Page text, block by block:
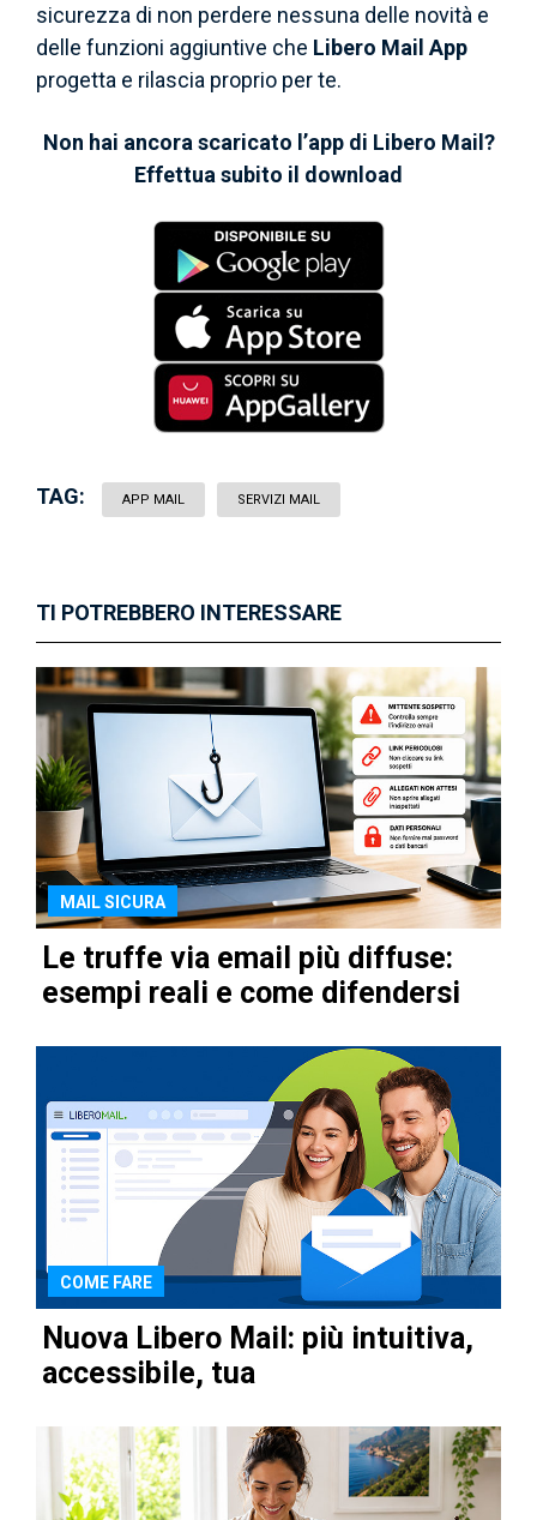
sicurezza di non perdere nessuna delle novità e
delle funzioni aggiuntive che Libero Mail App
progetta e rilascia proprio per te.
Non hai ancora scaricato l’app di Libero Mail?
Effettua subito il download
TAG: APP MAIL SERVIZI MAIL
TI POTREBBERO INTERESSARE
MAIL SICURA
Le truffe via email più diffuse:
esempi reali e come difendersi
COME FARE
Nuova Libero Mail: più intuitiva,
accessibile, tua